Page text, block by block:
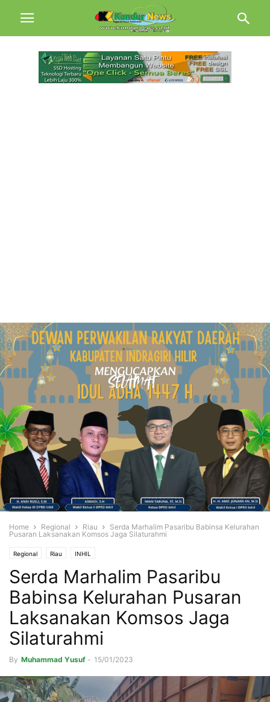
Home Regional Riau
Serda Marhalim Pasaribu Babinsa Kelurahan
Pusaran Laksanakan Komsos Jaga Silaturahmi
Regional Riau INHIL
Serda Marhalim Pasaribu
Babinsa Kelurahan Pusaran
Laksanakan Komsos Jaga
Silaturahmi
By Muhammad Yusuf - 15/01/2023